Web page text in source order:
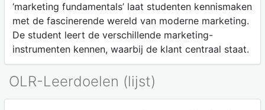
‘marketing fundamentals’ laat studenten kennismaken
met de fascinerende wereld van moderne marketing.
De student leert de verschillende marketing-
instrumenten kennen, waarbij de klant centraal staat.
OLR-Leerdoelen (lijst)